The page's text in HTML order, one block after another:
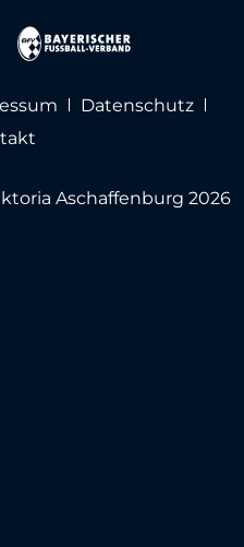
Datenschutz
Aschaffenburg 2026